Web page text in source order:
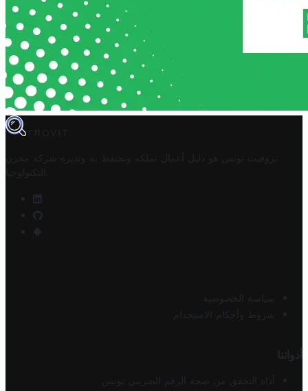
TROVIT
تروفيت تونس هو دليل أعمال تملكه وتحتفظ به وتديره
شركة مخزن
التكنولوجيا
سياسة الخصوصية
شروط وأحكام الاستخدام
أدواتنا
أداة التحقق من صحة الرقم الضريبي تونس